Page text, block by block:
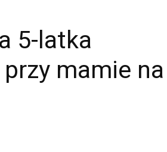
5-latka
mamie na